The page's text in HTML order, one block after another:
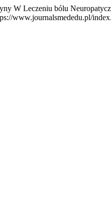
W Leczeniu bólu
www.journalsmededu.pl/